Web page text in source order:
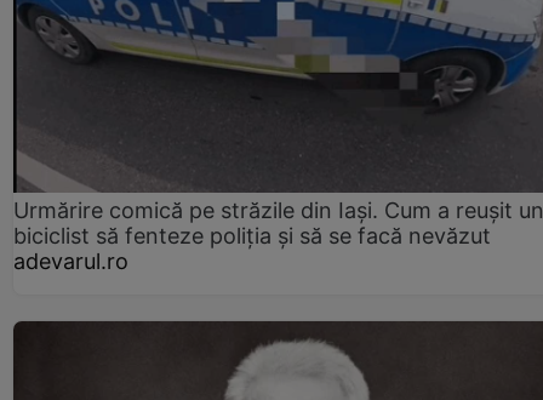
Urmărire comică pe străzile din Iași. Cum a reușit un
biciclist să fenteze poliția și să se facă nevăzut
adevarul.ro